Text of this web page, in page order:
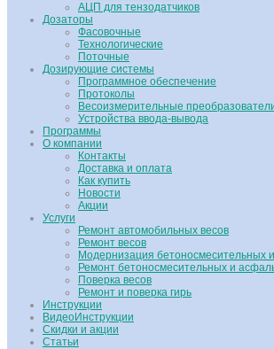
АЦП для тензодатчиков
Дозаторы
Фасовочные
Технологические
Поточные
Дозирующие системы
Программное обеспечение
Протоколы
Весоизмерительные
Устройства ввода-вывода
Программы
О компании
Контакты
Доставка и оплата
Как купить
Новости
Акции
Услуги
Ремонт автомобильных весов
Ремонт весов
Модернизация бетоносмесительных
Ремонт бетоносмесительных и
Поверка весов
Ремонт и поверка гирь
Инструкции
ВидеоИнструкции
Скидки и акции
Статьи